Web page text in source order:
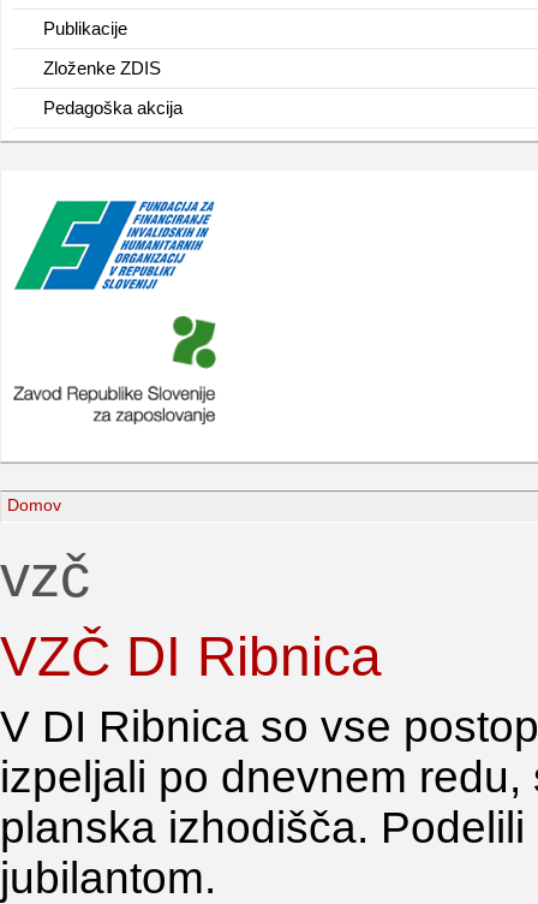
Publikacije
Zloženke ZDIS
Pedagoška akcija
Domov
vzč
VZČ DI Ribnica
V DI Ribnica so vse
izpeljali po dnevnem
planska izhodišča.
jubilantom.